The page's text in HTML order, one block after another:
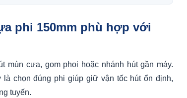
phi 150mm phù hợp với
mùn cưa, gom phoi hoặc nhánh hút gần máy.
chọn đúng phi giúp giữ vận tốc hút ổn định,
tuyến.